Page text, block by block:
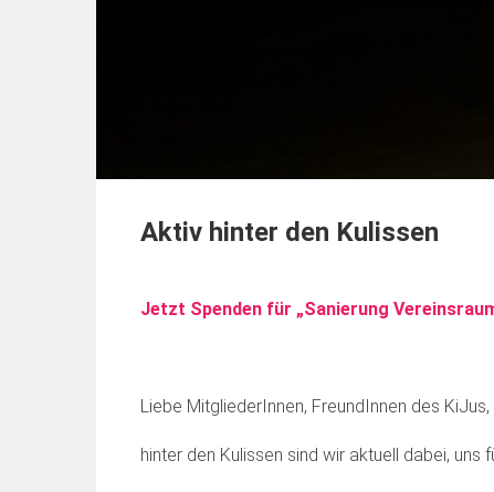
Aktiv hinter den Kulissen
Jetzt Spenden für „Sanierung
Liebe MitgliederInnen, FreundInnen des
hinter den Kulissen sind wir aktuell dabei,